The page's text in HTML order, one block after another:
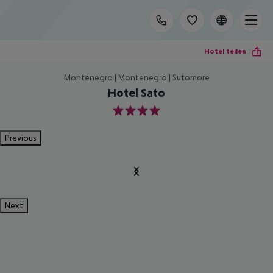
Hotel teilen
Montenegro | Montenegro | Sutomore
Hotel Sato
4
Previous
Next